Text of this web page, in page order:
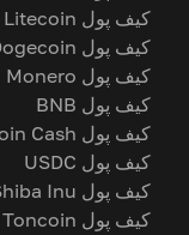
کیف پول Litecoin
کیف پول Dogecoin
کیف پول Monero
کیف پول BNB
کیف پول Bitcoin Cash
کیف پول USDC
کیف پول Shiba Inu
کیف پول Toncoin